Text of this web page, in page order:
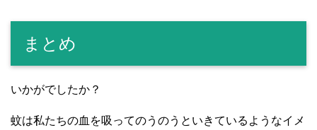
まとめ
いかがでしたか？
蚊は私たちの血を吸ってのうのうといきているようなイメ